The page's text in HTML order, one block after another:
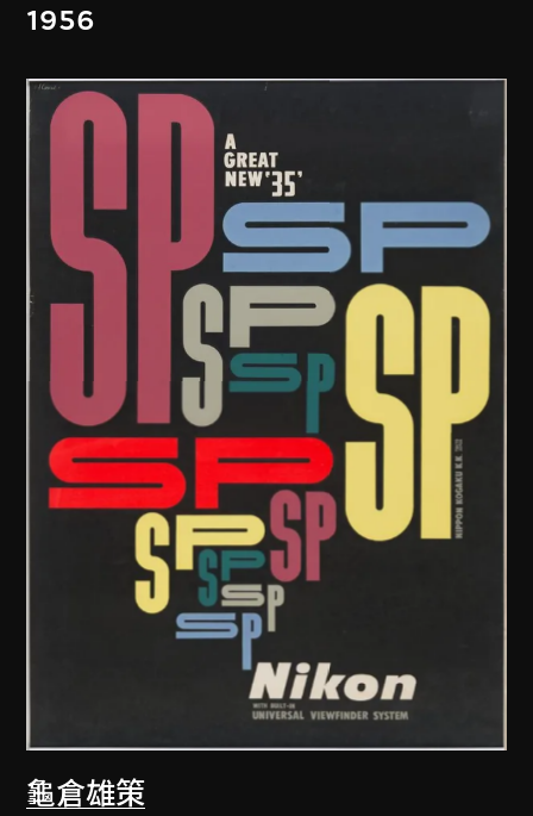
1956
龜倉雄策